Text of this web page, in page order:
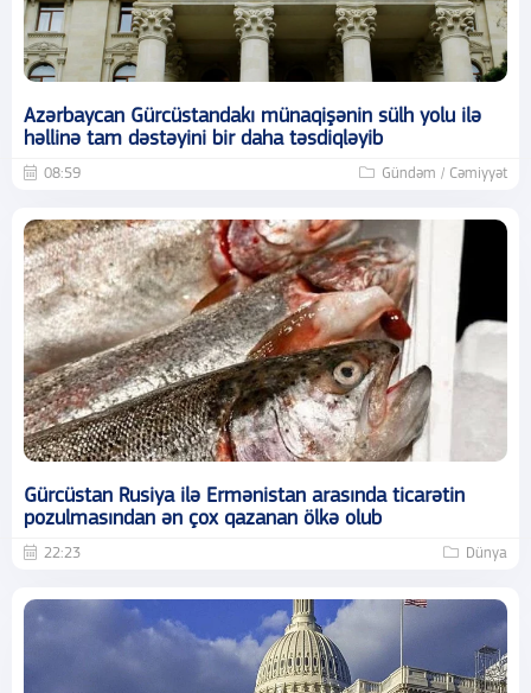
Azərbaycan Gürcüstandakı münaqişənin sülh yolu ilə
həllinə tam dəstəyini bir daha təsdiqləyib
08:59 Gündəm / Cəmiyyət
Gürcüstan Rusiya ilə Ermənistan arasında ticarətin
pozulmasından ən çox qazanan ölkə olub
22:23 Dünya